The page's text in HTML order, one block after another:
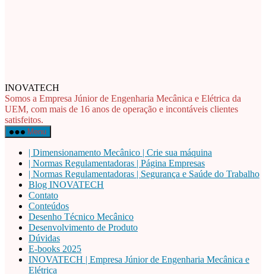
INOVATECH
Somos a Empresa Júnior de Engenharia Mecânica e Elétrica da
UEM, com mais de 16 anos de operação e incontáveis clientes
satisfeitos.
Menu
| Dimensionamento Mecânico | Crie sua máquina
| Normas Regulamentadoras | Página Empresas
| Normas Regulamentadoras | Segurança e Saúde do Trabalho
Blog INOVATECH
Contato
Conteúdos
Desenho Técnico Mecânico
Desenvolvimento de Produto
Dúvidas
E-books 2025
INOVATECH | Empresa Júnior de Engenharia Mecânica e
Elétrica